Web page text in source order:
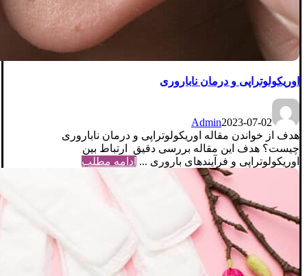
اوریکولوتراپی و درمان ناباروری
Admin2023-07-02
هدف از خواندن مقاله اوریکولوتراپی و درمان ناباروری
چیست؟ هدف این مقاله بررسی دقیق ارتباط بین
اوریکولوتراپی و فرآیندهای باروری ... ادامه مطلب